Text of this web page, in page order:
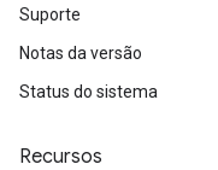
Suporte
Notas da versão
Status do sistema
Recursos